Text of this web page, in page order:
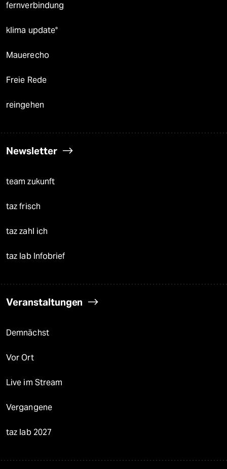
fernverbindung
klima update°
Mauerecho
Freie Rede
reingehen
Newsletter
team zukunft
taz frisch
taz zahl ich
taz lab Infobrief
Veranstaltungen
Demnächst
Vor Ort
Live im Stream
Vergangene
taz lab 2027